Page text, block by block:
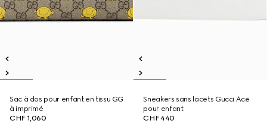
Sac à dos pour enfant en tissu GG
à imprimé
CHF 1,060
Sneakers sans lacets Gucci Ace
pour enfant
CHF 440